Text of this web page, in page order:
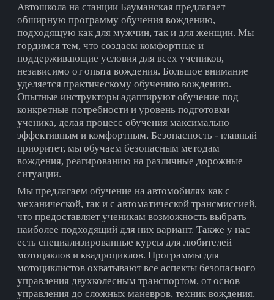
Автошкола на cтанции Бауманская предлагает
обширную программу обучения вождению,
подходящую как для мужчин, так и для женщин. Мы
гордимся тем, что создаем комфортные и
поддерживающие условия для всех учеников,
независимо от опыта вождения. Большое внимание
уделяется практическому обучению вождению.
Опытные инструкторы адаптируют обучение под
конкретные потребности и уровень подготовки
ученика, делая процесс обучения максимально
эффективным и комфортным. Безопасность - главный
приоритет, мы обучаем безопасным методам
вождения, реагированию на различные дорожные
ситуации.
Мы предлагаем обучение на автомобилях как с
механической, так и с автоматической трансмиссией,
что предоставляет ученикам возможность выбрать
наиболее подходящий для них вариант. Также у нас
есть специализированные курсы для любителей
мотоциклов и квадроциклов. Программы для
мотоциклистов охватывают все аспекты безопасного
управления двухколесным транспортом, от основ
управления до сложных маневров, техник вождения.